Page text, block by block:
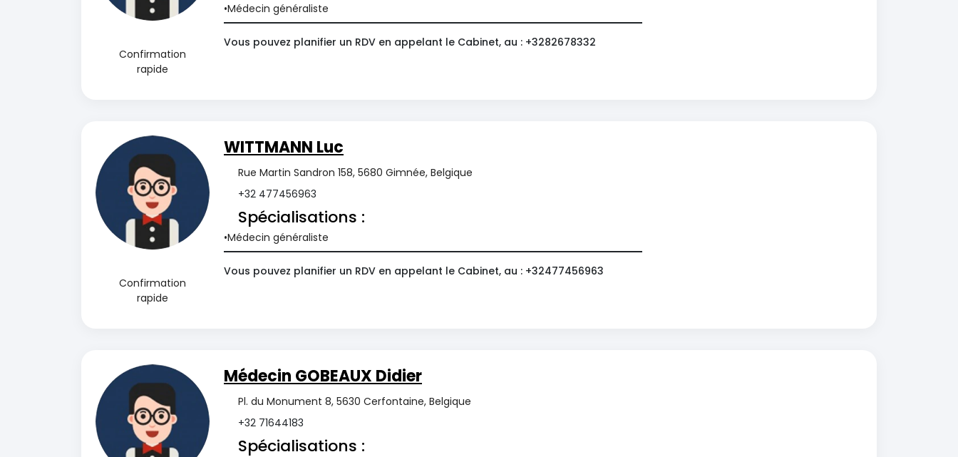
Confirmation
rapide
Médecin généraliste
Vous pouvez planifier un RDV en appelant le Cabinet, au : +3282678332
Confirmation
rapide
WITTMANN Luc
Rue Martin Sandron 158, 5680 Gimnée, Belgique
+32 477456963
Spécialisations :
Médecin généraliste
Vous pouvez planifier un RDV en appelant le Cabinet, au : +32477456963
Médecin GOBEAUX Didier
Pl. du Monument 8, 5630 Cerfontaine, Belgique
+32 71644183
Spécialisations :